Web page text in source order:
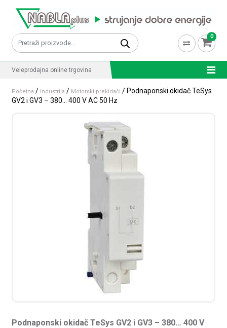
Pretraži: 0
Veleprodajna online trgovina
Početna / Industrija / Motorski prekidači / Podnaponski okidač TeSys
GV2 i GV3 – 380… 400 V AC 50 Hz
Podnaponski okidač TeSys GV2 i GV3 – 380… 400 V